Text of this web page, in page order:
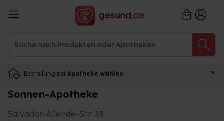
Bestellung bei Apotheke wählen
Sonnen-Apotheke
Salvador-Allende-Str. 38